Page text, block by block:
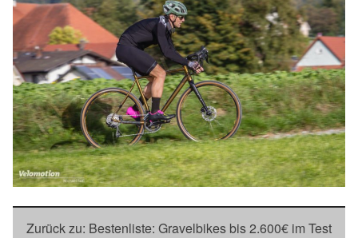
Zurück zu: Bestenliste: Gravelbikes bis 2.600€ im Test